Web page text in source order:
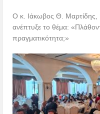
Ο κ. Ιάκωβος Θ. Μαρτίδης,
ανέπτυξε το θέμα:
πραγματικότητα;»